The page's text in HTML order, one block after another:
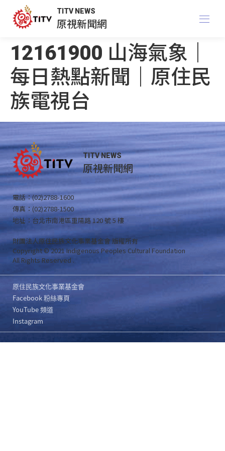
TITV NEWS
原視新聞網
12161900 山海氣象｜
每日熱點新聞｜原住民
族電視台
TITV NEWS
原視新聞網
電話：(02)2788-1600
傳真：(02)2788-1500
地址：台北市南港區重陽路 120 號 5 樓
財團法人原住民族文化事業基金會 版權所有
Copyright © 2021 Indigenous Peoples Cultural Foundation
All Rights Reserved .
原住民族文化事業基金會
Facebook 粉絲專頁
YouTube 頻道
Instagram